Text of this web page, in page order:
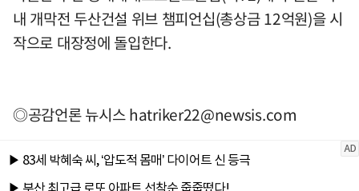
내 개막전 두산건설 위브 챔피언십(총상금 12억원)을 시
작으로 대장정에 돌입한다.
◎공감언론 뉴시스hatriker22@newsis.com